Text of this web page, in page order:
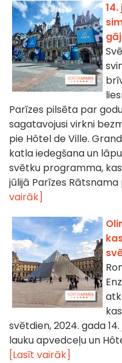
Parīzes pilsēta par
sagatavojusi virkni
pie Hôtel de Ville.
katla iedegšana un
svētku programma, kas
jūlijā Parīzes
vairāk]
svētdien, 2024. gada
lauku apvedceļu un
[Lasīt vairāk]